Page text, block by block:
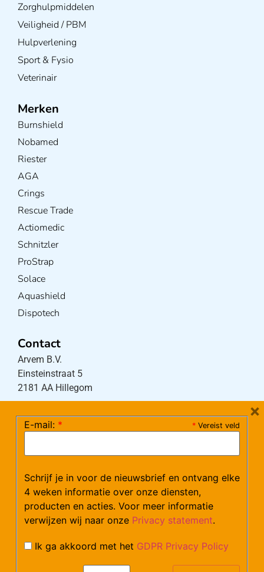
Zorghulpmiddelen
Veiligheid / PBM
Hulpverlening
Sport & Fysio
Veterinair
Merken
Burnshield
Nobamed
Riester
AGA
Crings
Rescue Trade
Actiomedic
Schnitzler
ProStrap
Solace
Aquashield
Dispotech
Contact
Arvem B.V.
Einsteinstraat 5
2181 AA Hillegom
Tel:0252-533256
08:30-16:00 uur)
Mail:
klantenservice@arvem.nl
Werken bij Arvem?
Bekijk hier onze vacatures.
* Vereist veld
E-mail: *
Schrijf je in voor de nieuwsbrief en ontvang elke
4 weken informatie over onze diensten,
producten en acties. Voor meer informatie
verwijzen wij naar onze Privacy statement.
Ik ga akkoord met het GDPR Privacy Policy
×